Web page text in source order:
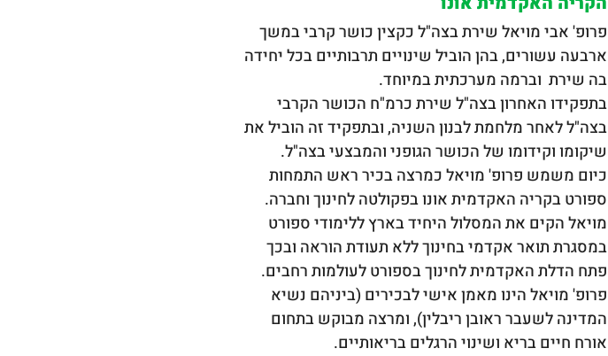
פרופ' אבי מויאל שירת בצה"ל כקצין כושר קרבי במשך
ארבעה עשורים, בהן הוביל שינויים תרבותיים בכל יחידה
בה שירת  וברמה מערכתית במיוחד.
בתפקידו האחרון בצה"ל שירת כרמ"ח הכושר הקרבי
בצה"ל לאחר מלחמת לבנון השניה, ובתפקיד זה הוביל את
שיקומו וקידומו של הכושר הגופני והמבצעי בצה"ל.
כיום משמש פרופ' מויאל כמרצה בכיר ראש התמחות
ספורט בקריה האקדמית אונו בפקולטה לחינוך וחברה.
מויאל הקים את המסלול היחיד בארץ ללימודי ספורט
במסגרת תואר אקדמי בחינוך ללא תעודת הוראה ובכך
פתח הדלת האקדמית לחינוך בספורט לעולמות רחבים.
פרופ' מויאל הינו מאמן אישי לבכירים (ביניהם נשיא
המדינה לשעבר ראובן ריבלין), ומרצה מבוקש בתחום
אורח חיים בריא ושינוי הרגלים בריאותיים.